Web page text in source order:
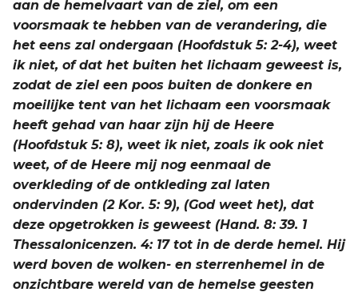
aan de hemelvaart van de ziel, om een
voorsmaak te hebben van de verandering, die
het eens zal ondergaan (Hoofdstuk 5: 2-4), weet
ik niet, of dat het buiten het lichaam geweest is,
zodat de ziel een poos buiten de donkere en
moeilijke tent van het lichaam een voorsmaak
heeft gehad van haar zijn hij de Heere
(Hoofdstuk 5: 8), weet ik niet, zoals ik ook niet
weet, of de Heere mij nog eenmaal de
overkleding of de ontkleding zal laten
ondervinden (2 Kor. 5: 9), (God weet het), dat
deze opgetrokken is geweest (Hand. 8: 39. 1
Thessalonicenzen. 4: 17 tot in de derde hemel. Hij
werd boven de wolken- en sterrenhemel in de
onzichtbare wereld van de hemelse geesten